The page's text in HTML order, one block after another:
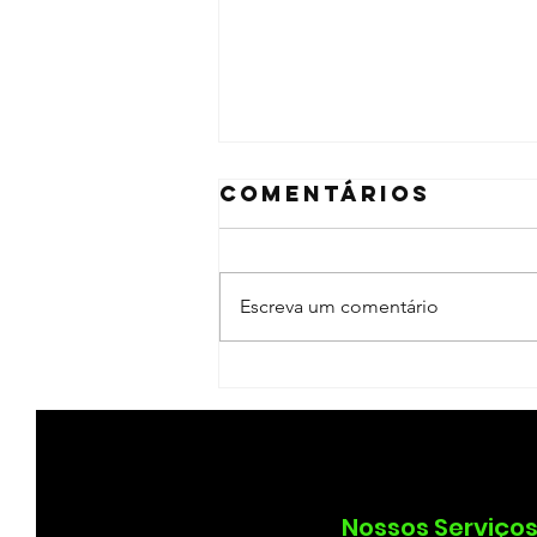
de Pia, Ralo,
Comentários
Escreva um comentário
Nossos Serviços